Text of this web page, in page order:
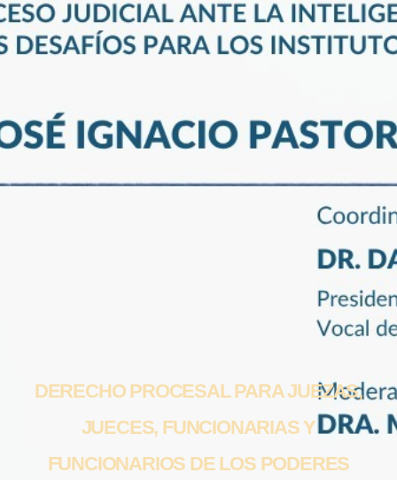
DERECHO PROCESAL PARA JUEZAS,
JUECES, FUNCIONARIAS Y
FUNCIONARIOS DE LOS PODERES